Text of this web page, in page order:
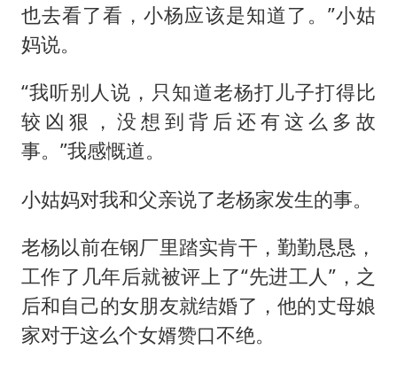
也去看了看，小杨应该是知道了。”小姑
妈说。
“我听别人说，只知道老杨打儿子打得比
较凶狠，没想到背后还有这么多故
事。”我感慨道。
小姑妈对我和父亲说了老杨家发生的事。
老杨以前在钢厂里踏实肯干，勤勤恳恳，
工作了几年后就被评上了“先进工人”，之
后和自己的女朋友就结婚了，他的丈母娘
家对于这么个女婿赞口不绝。